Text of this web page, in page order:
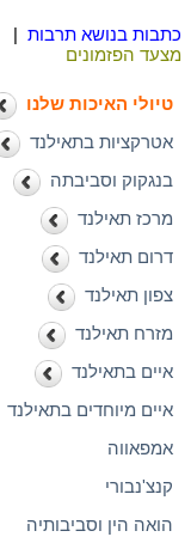
כתבות בנושא תרבות |
מצעד הפזמונים
טיולי האיכות שלנו
אטרקציות בתאילנד
בנגקוק וסביבתה
מרכז תאילנד
דרום תאילנד
צפון תאילנד
מזרח תאילנד
איים בתאילנד
איים מיוחדים בתאילנד
אמפאווה
קנצ'נבורי
הואה הין וסביבותיה